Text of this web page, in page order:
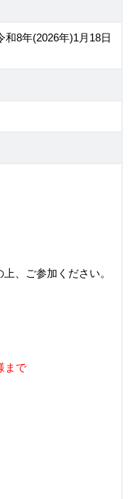
8年(2026年)1月18日
、ご参加ください。
まで